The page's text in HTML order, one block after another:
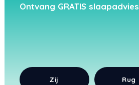
Ontvang GRATIS slaapadvies
Zij Rug